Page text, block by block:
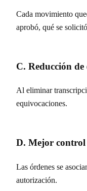
Cada movimiento
aprobó, qué se
C. Reducción de
Al eliminar
equivocaciones.
D. Mejor control
Las órdenes se
autorización.